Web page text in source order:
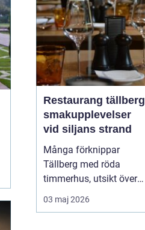
Med en erfaren res...
Restaurang tällberg
smakupplevelser
vid siljans strand
Många förknippar
Tällberg med röda
timmerhus, utsikt över
Siljan och klassiska
dalatraditioner. Men byn
03 maj 2026